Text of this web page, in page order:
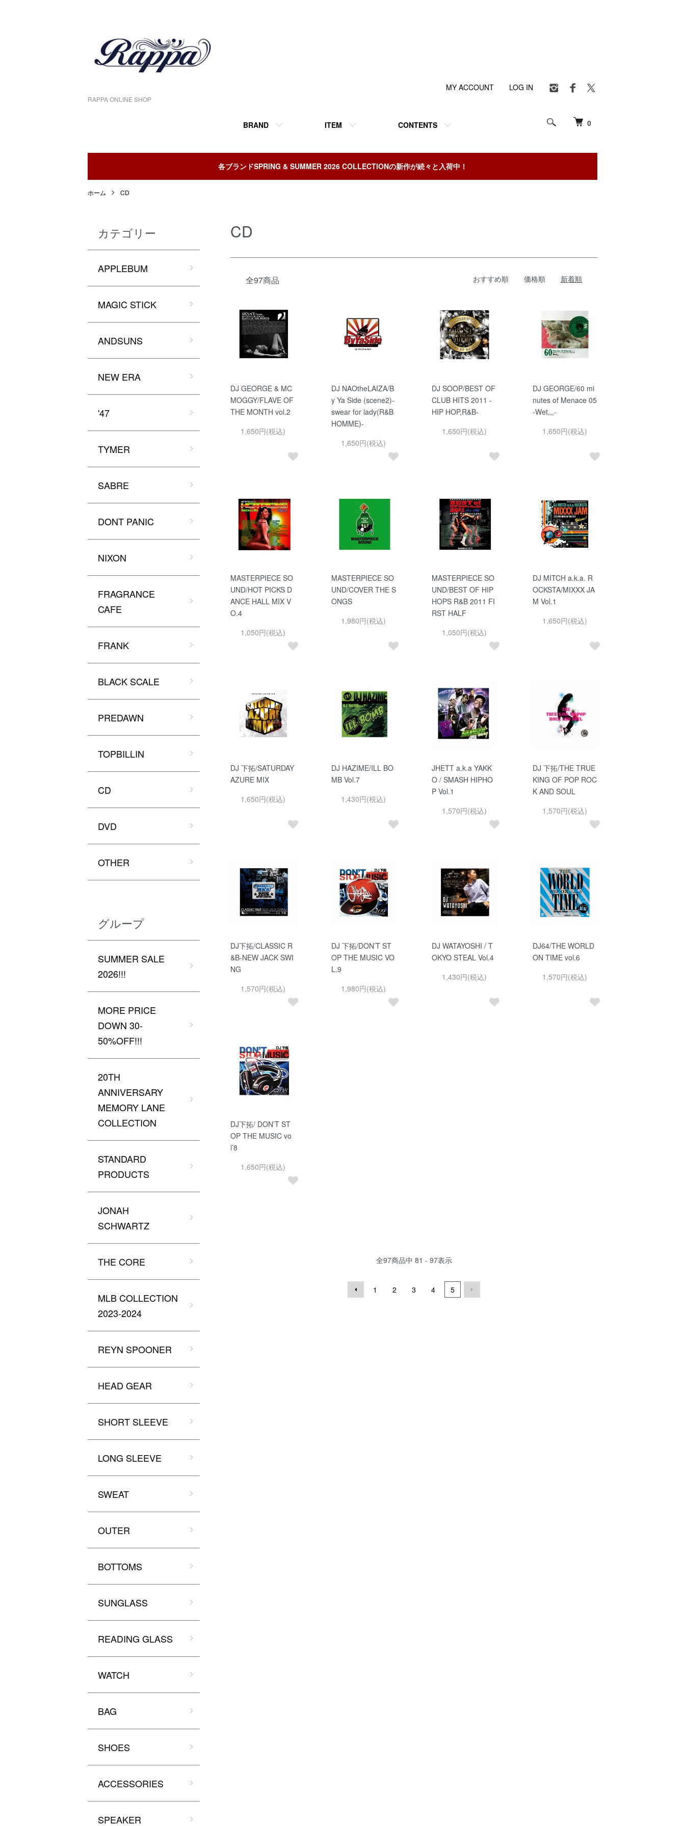
RAPPA ONLINE SHOP
0
BRAND ITEM CONTENTS
MY ACCOUNT LOG IN
各ブランドSPRING & SUMMER 2026 COLLECTIONの新作が続々と入荷中！
ホーム CD
CD
全97商品 おすすめ順 価格順 新着順
DJ GEORGE & MC
MOGGY/FLAVE OF
THE MONTH vol.2
1,650円(税込)
DJ NAOtheLAIZA/B
y Ya Side (scene2)-
swear for lady(R&B
HOMME)-
1,650円(税込)
DJ SOOP/BEST OF
CLUB HITS 2011 -
HIP HOP,R&B-
1,650円(税込)
DJ GEORGE/60 mi
nutes of Menace 05
-Wet,,,-
1,650円(税込)
MASTERPIECE SO
UND/HOT PICKS D
ANCE HALL MIX V
O.4
1,050円(税込)
MASTERPIECE SO
UND/COVER THE S
ONGS
1,980円(税込)
MASTERPIECE SO
UND/BEST OF HIP
HOPS R&B 2011 FI
RST HALF
1,050円(税込)
DJ MITCH a.k.a. R
OCKSTA/MIXXX JA
M Vol.1
1,650円(税込)
DJ 下拓/SATURDAY
AZURE MIX
1,650円(税込)
DJ HAZIME/ILL BO
MB Vol.7
1,430円(税込)
JHETT a.k.a YAKK
O / SMASH HIPHO
P Vol.1
1,570円(税込)
DJ 下拓/THE TRUE
KING OF POP ROC
K AND SOUL
1,570円(税込)
DJ下拓/CLASSIC R
&B-NEW JACK SWI
NG
1,570円(税込)
DJ 下拓/DON’T ST
OP THE MUSIC VO
L.9
1,980円(税込)
DJ WATAYOSHI / T
OKYO STEAL Vol.4
1,430円(税込)
DJ64/THE WORLD
ON TIME vol.6
1,570円(税込)
DJ下拓/ DON’T ST
OP THE MUSIC vo
l’8
1,650円(税込)
全97商品中 81 - 97表示
1 2 3 4 5
カテゴリー
APPLEBUM
MAGIC STICK
ANDSUNS
NEW ERA
'47
TYMER
SABRE
DONT PANIC
NIXON
FRAGRANCE
CAFE
FRANK
BLACK SCALE
PREDAWN
TOPBILLIN
CD
DVD
OTHER
グループ
SUMMER SALE
2026!!!
MORE PRICE
DOWN 30-
50%OFF!!!
20TH
ANNIVERSARY
MEMORY LANE
COLLECTION
STANDARD
PRODUCTS
JONAH
SCHWARTZ
THE CORE
MLB COLLECTION
2023-2024
REYN SPOONER
HEAD GEAR
SHORT SLEEVE
LONG SLEEVE
SWEAT
OUTER
BOTTOMS
SUNGLASS
READING GLASS
WATCH
BAG
SHOES
ACCESSORIES
SPEAKER